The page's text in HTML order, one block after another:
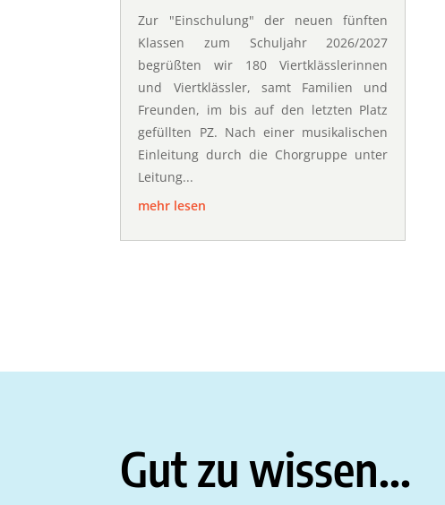
Zur "Einschulung" der neuen fünften
Klassen zum Schuljahr 2026/2027
begrüßten wir 180 Viertklässlerinnen
und Viertklässler, samt Familien und
Freunden, im bis auf den letzten Platz
gefüllten PZ. Nach einer musikalischen
Einleitung durch die Chorgruppe unter
Leitung...
mehr lesen
Gut zu wissen...